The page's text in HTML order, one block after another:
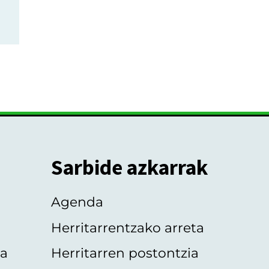
Sarbide azkarrak
Agenda
Herritarrentzako arreta
Herritarren postontzia